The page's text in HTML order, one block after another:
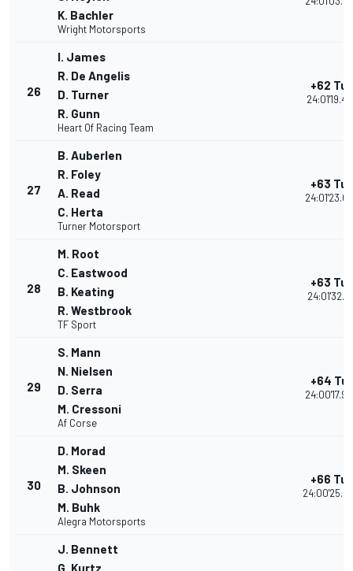
K. Bachler
Wright Motorsports
26
I. James
R. De Angelis
D. Turner
R. Gunn
Heart Of Racing Team
+62 Tur
27
B. Auberlen
R. Foley
A. Read
C. Herta
Turner Motorsport
+63 Tur
28
M. Root
C. Eastwood
B. Keating
R. Westbrook
TF Sport
+63 Tur
29
S. Mann
N. Nielsen
D. Serra
M. Cressoni
Af Corse
+64 Tur
30
D. Morad
M. Skeen
B. Johnson
M. Buhk
Alegra Motorsports
+66 Tur
J. Bennett
G. Kurtz